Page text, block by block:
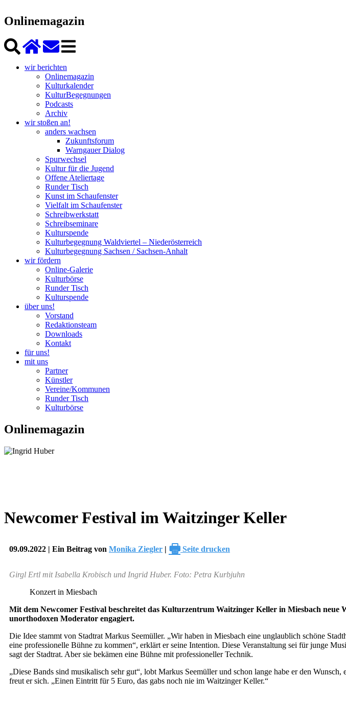
Onlinemagazin
wir berichten
Onlinemagazin
Kulturkalender
KulturBegegnungen
Podcasts
Archiv
wir stoßen an!
anders wachsen
Zukunftsforum
Warngauer Dialog
Spurwechsel
Kultur für die Jugend
Offene Ateliertage
Runder Tisch
Kunst im Schaufenster
Vielfalt im Schaufenster
Schreibwerkstatt
Schreibseminare
Kulturspende
Kulturbegegnung Waldviertel – Niederösterreich
Kulturbegegnung Sachsen / Sachsen-Anhalt
wir fördern
Online-Galerie
Kulturbörse
Runder Tisch
Kulturspende
über uns!
Vorstand
Redaktionsteam
Downloads
Kontakt
für uns!
mit uns
Partner
Künstler
Vereine/Kommunen
Runder Tisch
Kulturbörse
Onlinemagazin
Newcomer Festival im Waitzinger Keller
09.09.2022 | Ein Beitrag von Monika Ziegler | 🖶 Seite drucken
Girgl Ertl mit Isabella Krobisch und Ingrid Huber. Foto: Petra Kurbjuhn
Konzert in Miesbach
Mit dem Newcomer Festival beschreitet das Kulturzentrum Waitzinger Keller in Miesbach neue
unorthodoxen Moderator engagiert.
Die Idee stammt von Stadtrat Markus Seemüller. „Wir haben in Miesbach eine unglaublich schöne
eine professionelle Bühne zu kommen“, erklärt er seine Intention. Diese Veranstaltung sei für junge
sagt der Stadtrat. Aber sie bekämen eine Bühne mit professioneller Technik.
„Diese Bands sind musikalisch sehr gut“, lobt Markus Seemüller und schon lange habe er den
freut er sich. „Einen Eintritt für 5 Euro, das gabs noch nie im Waitzinger Keller.“